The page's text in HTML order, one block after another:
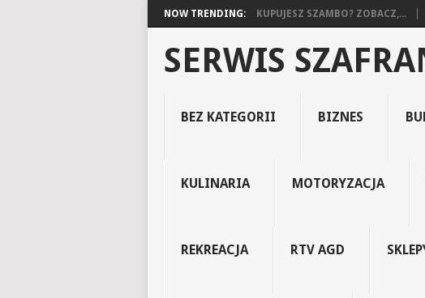
NOW TRENDING: KUPUJESZ SZAMBO? ZOBACZ,...
SERWIS
BEZ KATEGORII BIZNES
KULINARIA MOTORYZACJA
REKREACJA RTV AGD